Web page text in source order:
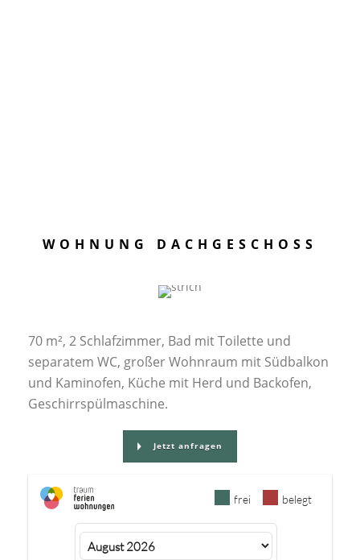
WOHNUNG DACHGESCHOSS
70 m², 2 Schlafzimmer, Bad mit Toilette und
separatem WC, großer Wohnraum mit Südbalkon
und Kaminofen, Küche mit Herd und Backofen,
Geschirrspülmaschine.
Jetzt anfragen
frei belegt